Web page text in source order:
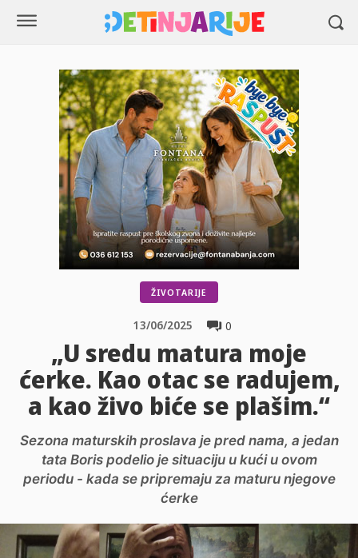
ŽIVOTARIJE
0
13/06/2025
„U sredu matura moje
ćerke. Kao otac se radujem,
a kao živo biće se plašim.“
Sezona maturskih proslava je pred nama, a jedan
tata Boris podelio je situaciju u kući u ovom
periodu - kada se pripremaju za maturu njegove
ćerke